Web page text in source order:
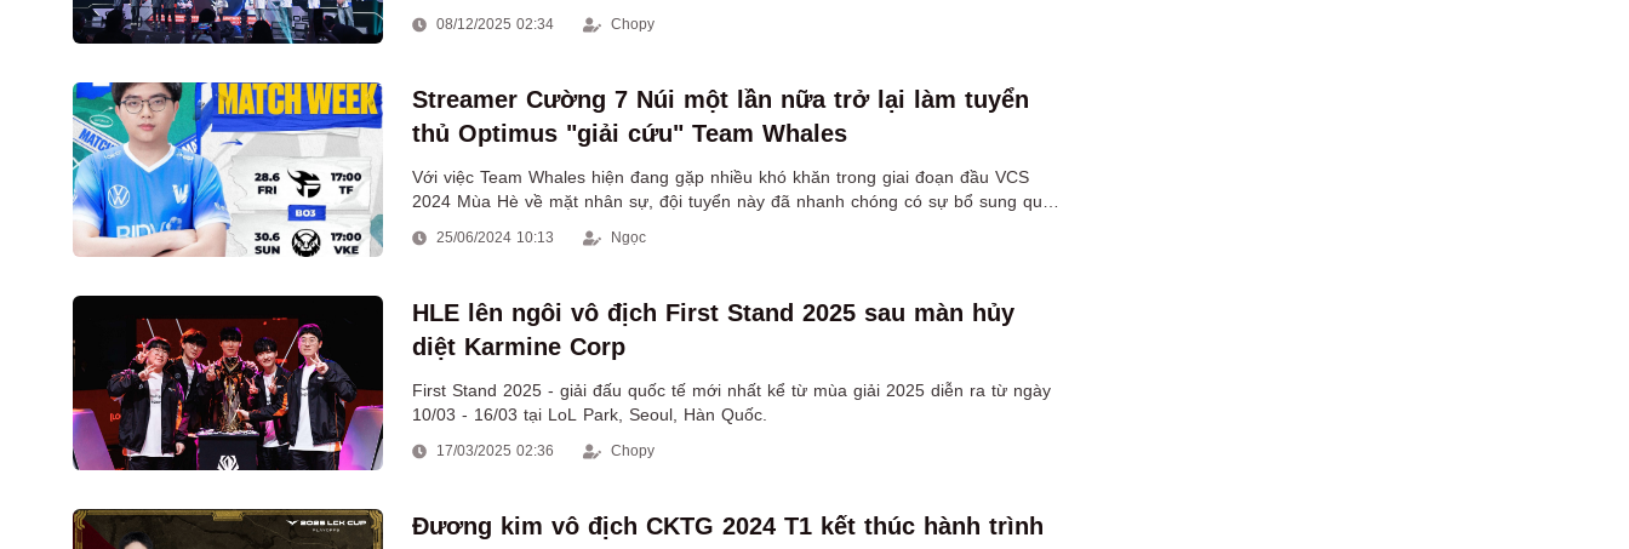
tranh tài.
08/12/2025 02:34 Chopy
Streamer Cường 7 Núi một lần nữa trở lại làm tuyển
thủ Optimus "giải cứu" Team Whales
Với việc Team Whales hiện đang gặp nhiều khó khăn trong giai đoạn đầu VCS
2024 Mùa Hè về mặt nhân sự, đội tuyển này đã nhanh chóng có sự bổ sung quen
thuộc với khán giả.
25/06/2024 10:13 Ngọc
HLE lên ngôi vô địch First Stand 2025 sau màn hủy
diệt Karmine Corp
First Stand 2025 - giải đấu quốc tế mới nhất kể từ mùa giải 2025 diễn ra từ ngày
10/03 - 16/03 tại LoL Park, Seoul, Hàn Quốc.
17/03/2025 02:36 Chopy
Đương kim vô địch CKTG 2024 T1 kết thúc hành trình